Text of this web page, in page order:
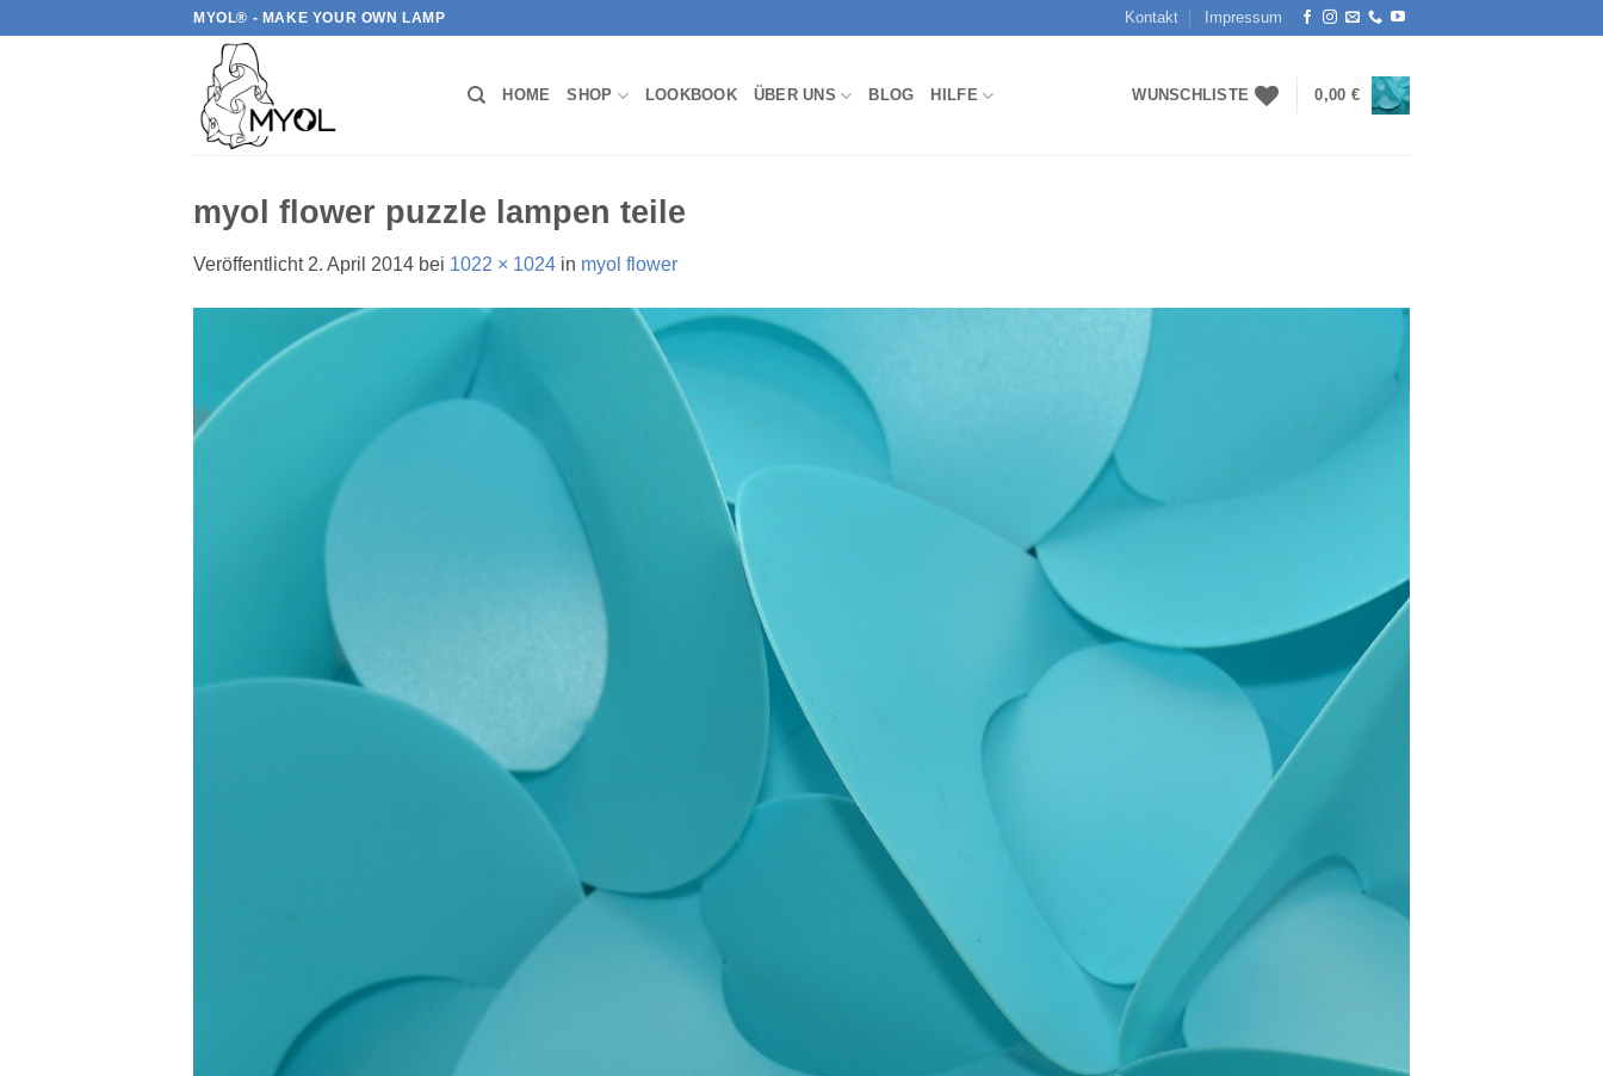
MYOL® - MAKE YOUR OWN LAMP Kontakt Impressum
HOME SHOP LOOKBOOK ÜBER UNS BLOG HILFE WUNSCHLISTE 0,00 €
myol flower puzzle lampen teile
Veröffentlicht 2. April 2014 bei 1022 × 1024 in myol flower